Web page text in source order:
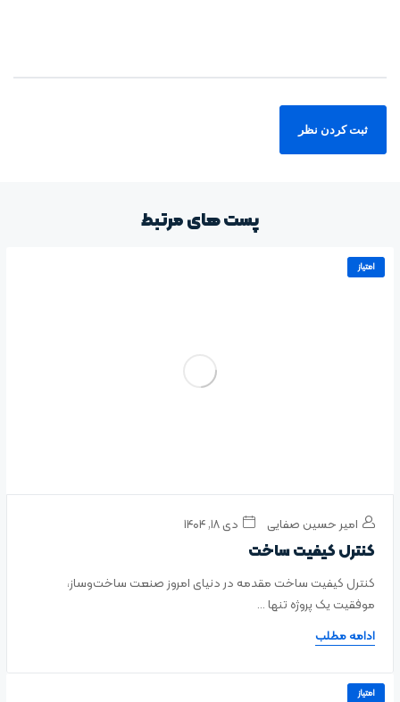
پست های مرتبط
امتیاز
امیر حسین صفایی دی ۱۸, ۱۴۰۴
کنترل کیفیت ساخت
کنترل کیفیت ساخت مقدمه در دنیای امروز صنعت ساخت‌وساز،
موفقیت یک پروژه تنها ...
ادامه مطلب
امتیاز